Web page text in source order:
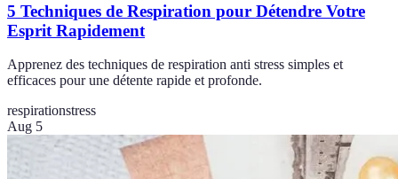
5 Techniques de Respiration pour Détendre Votre
Esprit Rapidement
Apprenez des techniques de respiration anti stress simples et
efficaces pour une détente rapide et profonde.
respirationstress
Aug 5